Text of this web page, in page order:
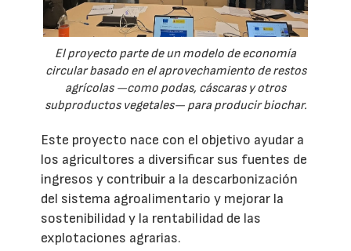
El proyecto parte de un modelo de economía
circular basado en el aprovechamiento de restos
agrícolas —como podas, cáscaras y otros
subproductos vegetales— para producir biochar.
Este proyecto nace con el objetivo ayudar a
los agricultores a diversificar sus fuentes de
ingresos y contribuir a la descarbonización
del sistema agroalimentario y mejorar la
sostenibilidad y la rentabilidad de las
explotaciones agrarias.